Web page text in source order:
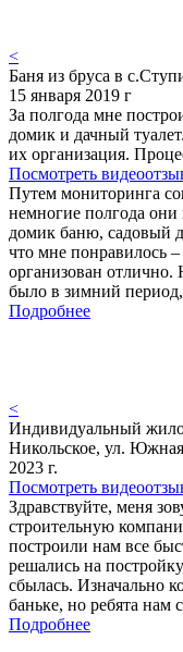
<
Баня из бруса в
15 января 2019 г
За полгода мне
домик и дачный
их организация.
Посмотреть
Путем мониторинга
немногие полгода они
домик баню, садовый
что мне понравилось
организован отлично.
было в зимний период,
Подробнее
<
Индивидуальный
Никольское, ул. Южная
2023 г.
Посмотреть
Здравствуйте, меня
строительную
построили нам все
решались на
сбылась. Изначально
баньке, но ребята
Подробнее